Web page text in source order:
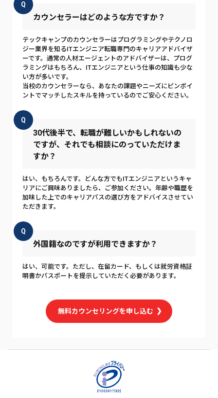
Q
カウンセラーはどのような方ですか？
テックキャンプのカウンセラーはプログラミングやテクノロ
ジー業界を知るITエンジニア転職専門のキャリアアドバイザ
ーです。通常の人材エージェントのアドバイザーは、プログ
ラミングはもちろん、ITエンジニアという仕事の知識も少な
い方が多いです。
当校のカウンセラーなら、あなたの課題やニーズにピンポイ
ントでマッチしたスキルを持っているのでご安心ください。
Q
30代後半で、転職が難しいかもしれないの
ですが、それでも相談にのっていただけま
すか？
はい、もちろんです。どんな方でもITエンジニアというキャ
リアにご興味ありましたら、ご参加ください。年齢や職歴を
加味した上でのキャリアパスの選び方をアドバイスさせてい
ただきます。
Q
外国籍なのですが利用できますか？
はい、可能です。ただし、在留カード、もしくは就労資格証
明書かパスポートを提示していただく必要があります。
無料カウンセリングを申し込む